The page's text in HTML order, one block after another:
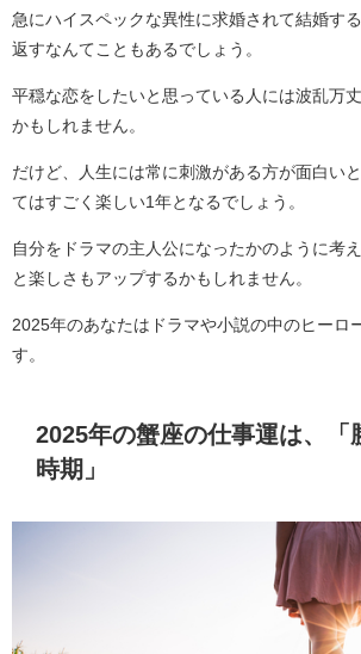
急にハイスペックな異性に求婚されて結婚す
返すなんてこともあるでしょう。
平穏な恋をしたいと思っている人には波乱万
かもしれません。
だけど、人生には常に刺激がある方が面白い
てはすごく楽しい1年となるでしょう。
自分をドラマの主人公になったかのように考
と楽しさもアップするかもしれません。
2025年のあなたはドラマや小説の中のヒーロ
す。
2025年の蟹座の仕事運は、「
時期」